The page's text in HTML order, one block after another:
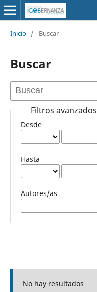
Inicio / Buscar
Buscar
Filtros avanzados
Desde
Hasta
Autores/as
No hay resultados